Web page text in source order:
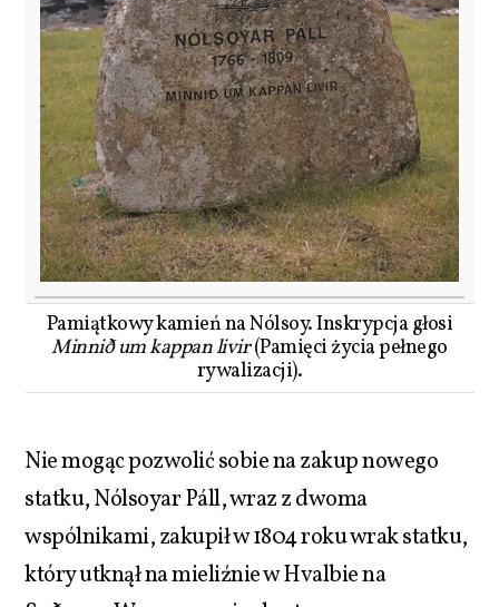
Pamiątkowy kamień na Nólsoy. Inskrypcja głosi
Minnið um kappan livir(Pamięci życia pełnego
rywalizacji).
Nie mogąc pozwolić sobie na zakup nowego
statku, Nólsoyar Páll, wraz z dwoma
wspólnikami, zakupił w 1804 roku wrak statku,
który utknął na mieliźnie w Hvalbie na